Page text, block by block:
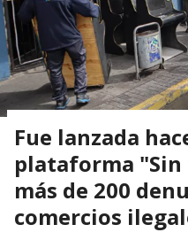
Fue lanzada
plataforma "Sin
más de 200
comercios